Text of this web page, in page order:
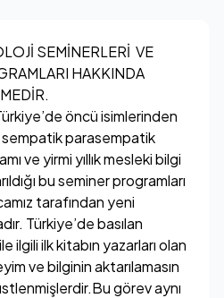
SEMİNERLERİ VE
HAKKINDA
öncü isimlerinden
parasempatik
ve yirmi yıllık mesleki bilgi
bu seminer programları
tarafından yeni
Türkiye’de basılan
ilgili ilk kitabın yazarları olan
ve bilginin aktarılamasın
görev aynı